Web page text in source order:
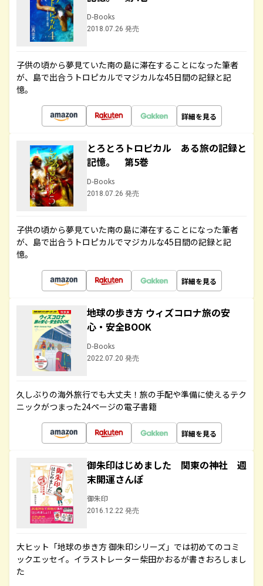
D-Books
2018.07.26 発売
子供の頃から夢見ていた南の島に滞在することになった筆者
が、島で出合うトロピカルでマジカルな45日間の記録と記
憶。
詳細を見る
とろとろトロピカル ある旅の記録と
記憶。 第5巻
D-Books
2018.07.26 発売
子供の頃から夢見ていた南の島に滞在することになった筆者
が、島で出合うトロピカルでマジカルな45日間の記録と記
憶。
詳細を見る
地球の歩き方 ウィズコロナ旅の安
心・安全BOOK
D-Books
2022.07.20 発売
久しぶりの海外旅行でも大丈夫！旅の手配や準備に使えるテク
ニックがつまった24ページの電子書籍
詳細を見る
御朱印はじめました 関東の神社 週
末開運さんぽ
御朱印
2016.12.22 発売
大ヒット「地球の歩き方 御朱印シリーズ」では初めてのコミ
ックエッセイ。イラストレーター柴田かおるが書きおろしまし
た